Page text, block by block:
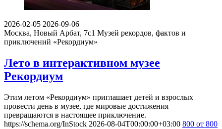
2026-02-05 2026-09-06
Москва, Новый Арбат, 7с1 Музей рекордов, фактов и
приключений «Рекордиум»
Лето в интерактивном музее
Рекордиум
Этим летом «Рекордиум» приглашает детей и взрослых
провести день в музее, где мировые достижения
превращаются в настоящее приключение.
https://schema.org/InStock 2026-08-04T00:00:00+03:00 800 от 800